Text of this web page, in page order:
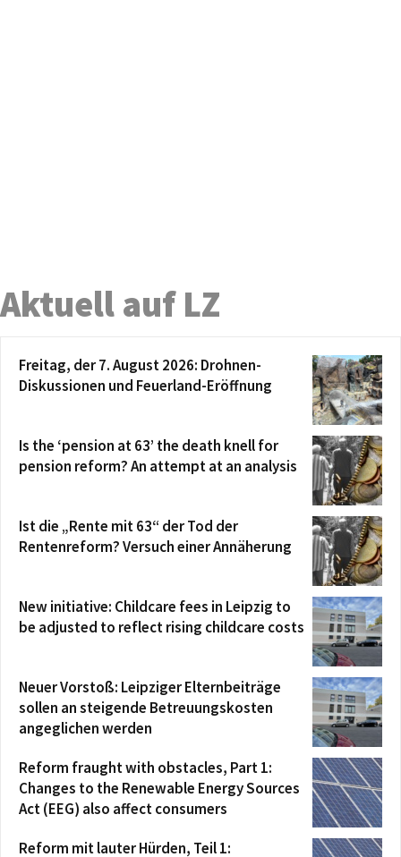
Aktuell auf LZ
Freitag, der 7. August 2026: Drohnen-
Diskussionen und Feuerland-Eröffnung
Is the ‘pension at 63’ the death knell for
pension reform? An attempt at an analysis
Ist die „Rente mit 63“ der Tod der
Rentenreform? Versuch einer Annäherung
New initiative: Childcare fees in Leipzig to
be adjusted to reflect rising childcare costs
Neuer Vorstoß: Leipziger Elternbeiträge
sollen an steigende Betreuungskosten
angeglichen werden
Reform fraught with obstacles, Part 1:
Changes to the Renewable Energy Sources
Act (EEG) also affect consumers
Reform mit lauter Hürden, Teil 1: